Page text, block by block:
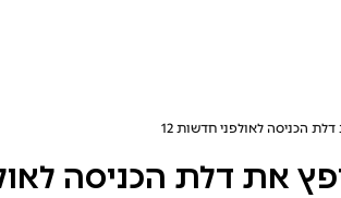
הכניסה לאולפני חדשות 12
את דלת הכניסה